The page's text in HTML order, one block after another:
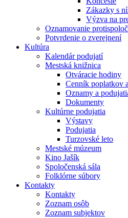
Zákazky s
Výzva na
Oznamovanie
Potvrdenie o zverejnení
Kultúra
Kalendár podujatí
Mestská knižnica
Otváracie hodiny
Cenník poplatkov
Oznamy a
Dokumenty
Kultúrne podujatia
Výstavy
Podujatia
Turzovské leto
Mestské múzeum
Kino Jašík
Spoločenská sála
Folklórne súbory
Kontakty
Kontakty
Zoznam osôb
Zoznam subjektov